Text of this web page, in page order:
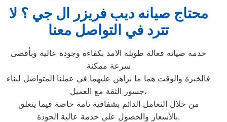
محتاج صيانه ديب فريزر ال جي ؟ لا
تترد في التواصل معنا
خدمة صيانه فعالة طويلة الامد بكفاءة وجودة عالية وبأقصى
سرعة ممكنة
فالخبرة والوقت هما ما نراهن عليهما في عملنا المتواصل لبناء
جسور الثقة مع العميل،
من خلال التعامل الدائم بشفافية تامة خاصة فيما يتعلق
بالأسعار والحصول على خدمة عالية الجودة.